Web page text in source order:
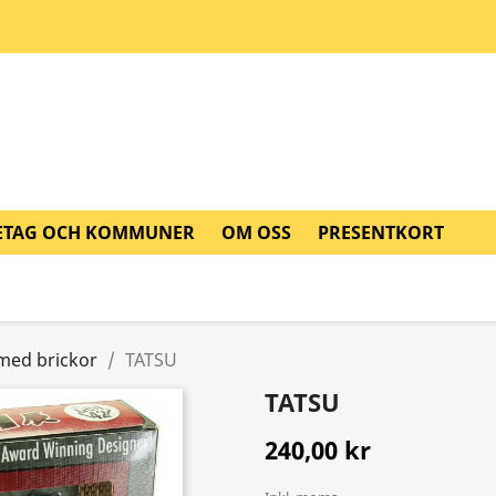
OCH KOMMUNER OM OSS PRESENTKORT
brickor TATSU
TATSU
240,00 kr